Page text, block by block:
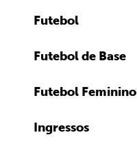
Futebol
Futebol de Base
Futebol Feminino
Ingressos